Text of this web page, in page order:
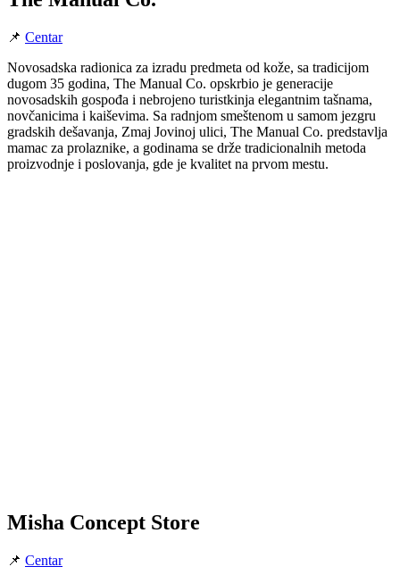
📌 Centar
Novosadska radionica za izradu predmeta od kože, sa tradicijom
dugom 35 godina, The Manual Co. opskrbio je generacije
novosadskih gospođa i nebrojeno turistkinja elegantnim tašnama,
novčanicima i kaiševima. Sa radnjom smeštenom u samom jezgru
gradskih dešavanja, Zmaj Jovinoj ulici, The Manual Co. predstavlja
mamac za prolaznike, a godinama se drže tradicionalnih metoda
proizvodnje i poslovanja, gde je kvalitet na prvom mestu.
Misha Concept Store
📌 Centar